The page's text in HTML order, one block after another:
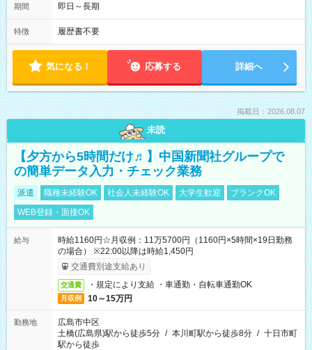
期間 即日～長期
特徴 履歴書不要
気になる！ 応募する 詳細へ
掲載日：2026.08.07
未読
【夕方から5時間だけ♬】中国新聞社グループで
の簡単データ入力・チェック業務
派遣 職種未経験OK 社会人未経験OK 大学生歓迎
ブランクOK
WEB登録・面接OK
給与
時給1160円☆月収例：11万5700円（1160円×5時間×19日勤務
の場合） ※22:00以降は時給1,450円
交通費別途支給あり
交通費 ・規定により支給 ・車通勤・自転車通勤OK
月収例 10～15万円
勤務地
広島市中区
土橋(広島県)駅から徒歩5分 / 本川町駅から徒歩8分 / 十日市町
駅から徒歩